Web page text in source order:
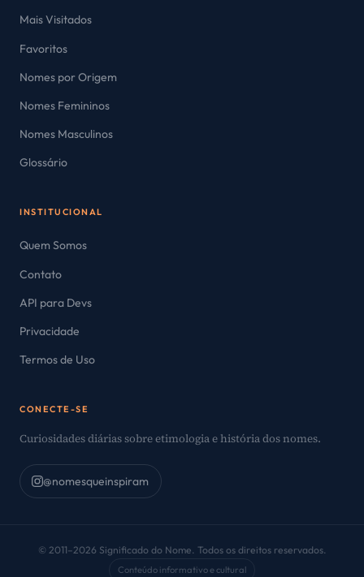
Mais Visitados
Favoritos
Nomes por Origem
Nomes Femininos
Nomes Masculinos
Glossário
INSTITUCIONAL
Quem Somos
Contato
API para Devs
Privacidade
Termos de Uso
CONECTE-SE
Curiosidades diárias sobre etimologia e história dos nomes.
@nomesqueinspiram
© 2011–2026 Significado do Nome. Todos os direitos reservados.
Conteúdo informativo e cultural